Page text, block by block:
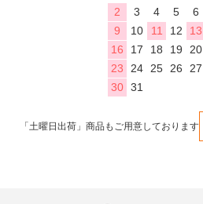
2
3 4 5 6
9
10 11 12 13
16
17 18 19 20
23
24 25 26 27
30 31
「土曜日出荷」商品もご用意しております